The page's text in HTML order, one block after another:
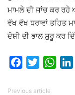
ਮਾਮਲੇ ਦੀ ਜਾਂਚ ਕਰ ਰਹੇ
ਵੱਖ ਵੱਖ ਧਰਾਵਾਂ ਤਹਿਤ
ਦੋਸ਼ੀ ਦੀ ਭਾਲ ਸ਼ੁਰੂ ਕਰ
FacebookTwitter
Previous article